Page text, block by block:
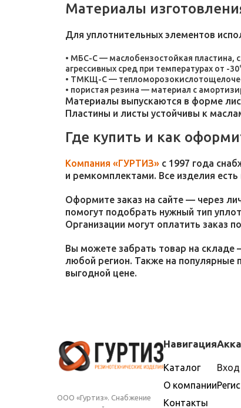
Материалы
Для уплотнительных элементов
МБС-С — маслобензостойкая пластина,
агрессивных сред при температурах от -
ТМКЩ-С —
пористая резина — материал с
Материалы выпускаются в форме
Пластины и листы устойчивы к
Где купить и как
Компания «ГУРТИЗ» с 1997 года
и ремкомплектами. Все изделия
Оформите заказ на сайте — через
помогут подобрать нужный тип
Организации могут оплатить заказ
Вы можете забрать товар на складе
любой регион. Также на популярные
выгодной цене.
ООО «Гуртиз». Снабжение
Навигация
Каталог
О компании
Контакты
Вход